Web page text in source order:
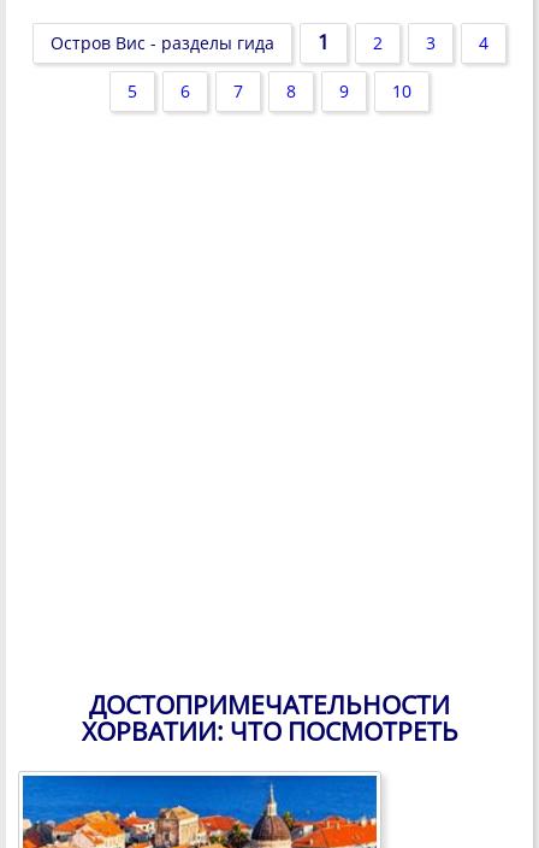
Остров Вис - разделы гида 1 2 3 4
5 6 7 8 9 10
ДОСТОПРИМЕЧАТЕЛЬНОСТИ
ХОРВАТИИ: ЧТО ПОСМОТРЕТЬ